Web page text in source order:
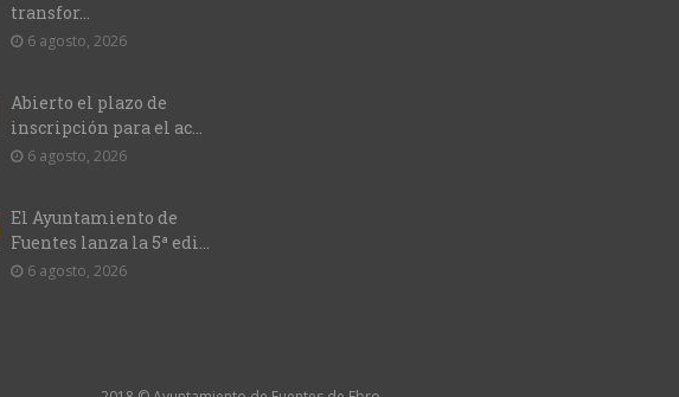
transfor...
6 agosto, 2026
Abierto el plazo de
inscripción para el ac...
6 agosto, 2026
El Ayuntamiento de
Fuentes lanza la 5ª edi...
6 agosto, 2026